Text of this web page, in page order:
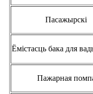
Пасажырскі
Ёмістасць бака для
Пажарная